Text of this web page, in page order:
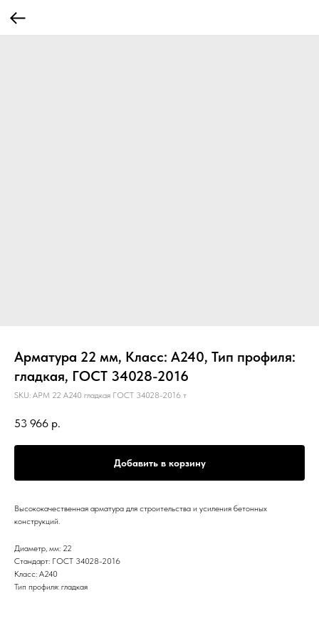
Арматура 22 мм, Класс: А240, Тип профиля:
гладкая, ГОСТ 34028-2016
SKU: АРМ 22 А240 гладкая ГОСТ 34028-2016 т
53 966 р.
Добавить в корзину
Высококачественная арматура для строительства и усиления бетонных
конструкций.
Диаметр, мм: 22
Стандарт: ГОСТ 34028-2016
Класс: А240
Тип профиля: гладкая